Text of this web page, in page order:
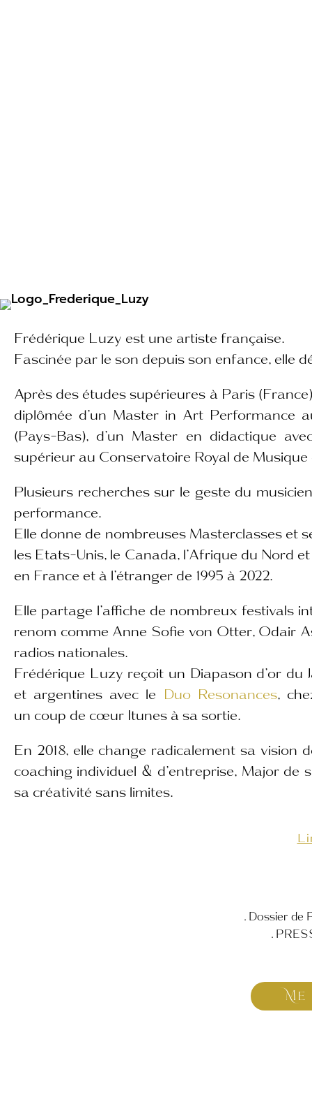
Frédérique Luzy est une artiste française.
Fascinée par le son depuis son enfance,
Après des études supérieures à Paris
diplômée d’unMaster in Art Performance
(Pays-Bas), d’un Master en didactique
supérieur au Conservatoire Royal de
Plusieurs recherches sur le geste du
performance.
Elle donne de nombreuses Masterclasses et
les Etats-Unis, le Canada, l’Afrique du Nord
en France et à l’étranger de 1995 à 2022.
Elle partage l’affiche de nombreux festivals
renom comme Anne Sofie von Otter, Odair
radios nationales.
Frédérique Luzy reçoit unDiapason d’ordu
et argentines avec le Duo Resonances,
uncoup de cœur Itunesà sa sortie.
En 2018, elle change radicalement sa
coaching individuel & d’entreprise, Major
sa créativité sans limites.
. Dossier
.